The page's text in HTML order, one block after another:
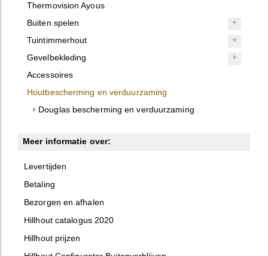
Thermovision Ayous
Buiten spelen
Tuintimmerhout
Gevelbekleding
Accessoires
Houtbescherming en verduurzaming
Douglas bescherming en verduurzaming
Meer informatie over:
Levertijden
Betaling
Bezorgen en afhalen
Hillhout catalogus 2020
Hillhout prijzen